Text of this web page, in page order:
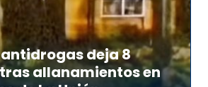
deja 8
allanamientos en